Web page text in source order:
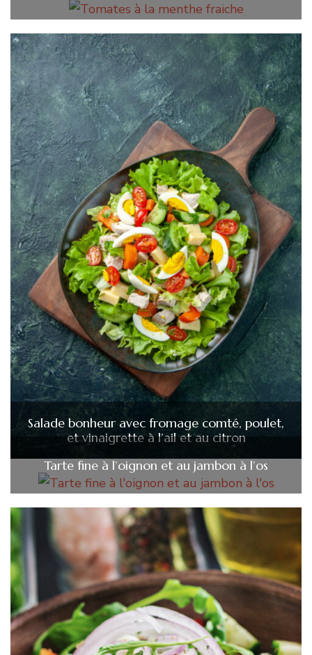
Salade bonheur avec fromage comté, poulet,
et vinaigrette à l’ail et au citron
Tarte fine à l’oignon et au jambon à l’os